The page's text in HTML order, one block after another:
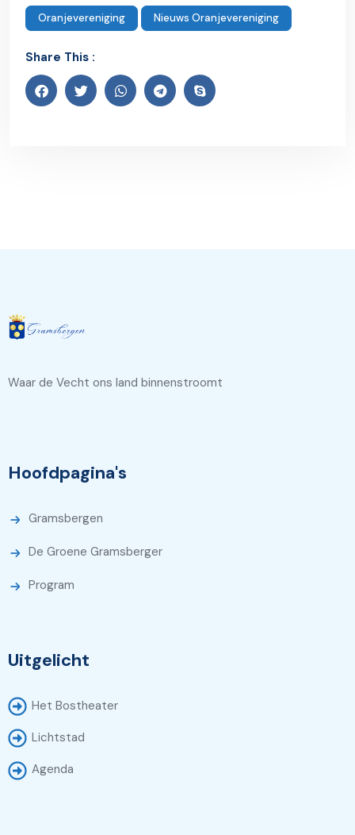
Oranjevereniging Nieuws Oranjevereniging
Share This :
Waar de Vecht ons land binnenstroomt
Hoofdpagina's
Gramsbergen
De Groene Gramsberger
Program
Uitgelicht
Het Bostheater
Lichtstad
Agenda